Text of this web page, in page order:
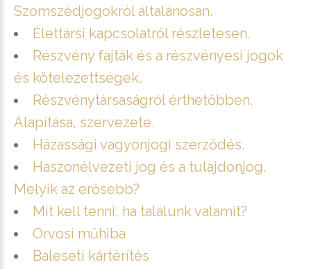
Szomszédjogokról általánosan.
Élettársi kapcsolatról részletesen.
Részvény fajták és a részvényesi jogok
és kötelezettségek.
Részvénytársaságról érthetőbben.
Alapítása, szervezete.
Házassági vagyonjogi szerződés.
Haszonélvezeti jog és a tulajdonjog.
Melyik az erősebb?
Mit kell tenni, ha találunk valamit?
Orvosi műhiba
Baleseti kártérítés